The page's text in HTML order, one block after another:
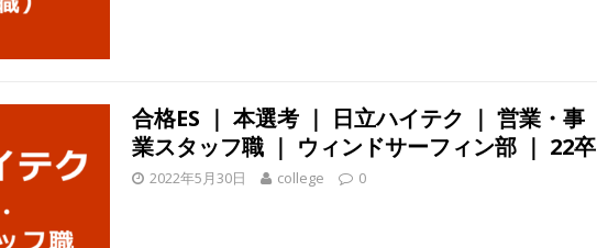
として成長・収入アップが目指せる環境 ｜ オイシル
るベンチャー企業 ｜ 新卒2年目で1,000万円越え目指せる!! ｜ データX
体育会積極採用企業
[ 2026年5月13日 ]
【 28卒 ｜ 仕事の全容を知れるオープンカンパニー 】 大林グループ ｜ 全国規
手当 ｜ 年間休日125日 ｜ オーク設備工業
合格ES ｜ 本選考 ｜ 日立ハイテク ｜ 営業・事
業スタッフ職 ｜ ウィンドサーフィン部 ｜ 22卒
2022年5月30日 college 0